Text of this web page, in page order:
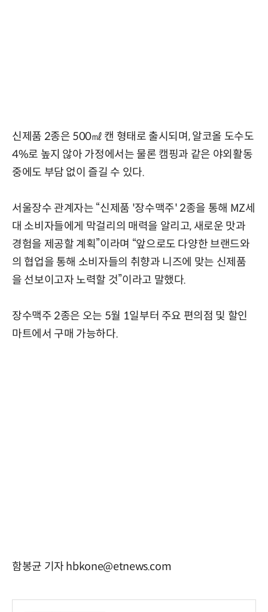
신제품 2종은 500㎖ 캔 형태로 출시되며, 알코올 도수도
4%로 높지 않아 가정에서는 물론 캠핑과 같은 야외활동
중에도 부담 없이 즐길 수 있다.
서울장수 관계자는 “신제품 '장수맥주' 2종을 통해 MZ세
대 소비자들에게 막걸리의 매력을 알리고, 새로운 맛과
경험을 제공할 계획”이라며 “앞으로도 다양한 브랜드와
의 협업을 통해 소비자들의 취향과 니즈에 맞는 신제품
을 선보이고자 노력할 것”이라고 말했다.
장수맥주 2종은 오는 5월 1일부터 주요 편의점 및 할인
마트에서 구매 가능하다.
함봉균 기자 hbkone@etnews.com